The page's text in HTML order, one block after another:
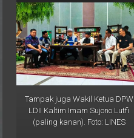
Tampak juga Wakil Ketua DPW
LDII Kaltim Imam Sujono Lutfi
(paling kanan). Foto: LINES